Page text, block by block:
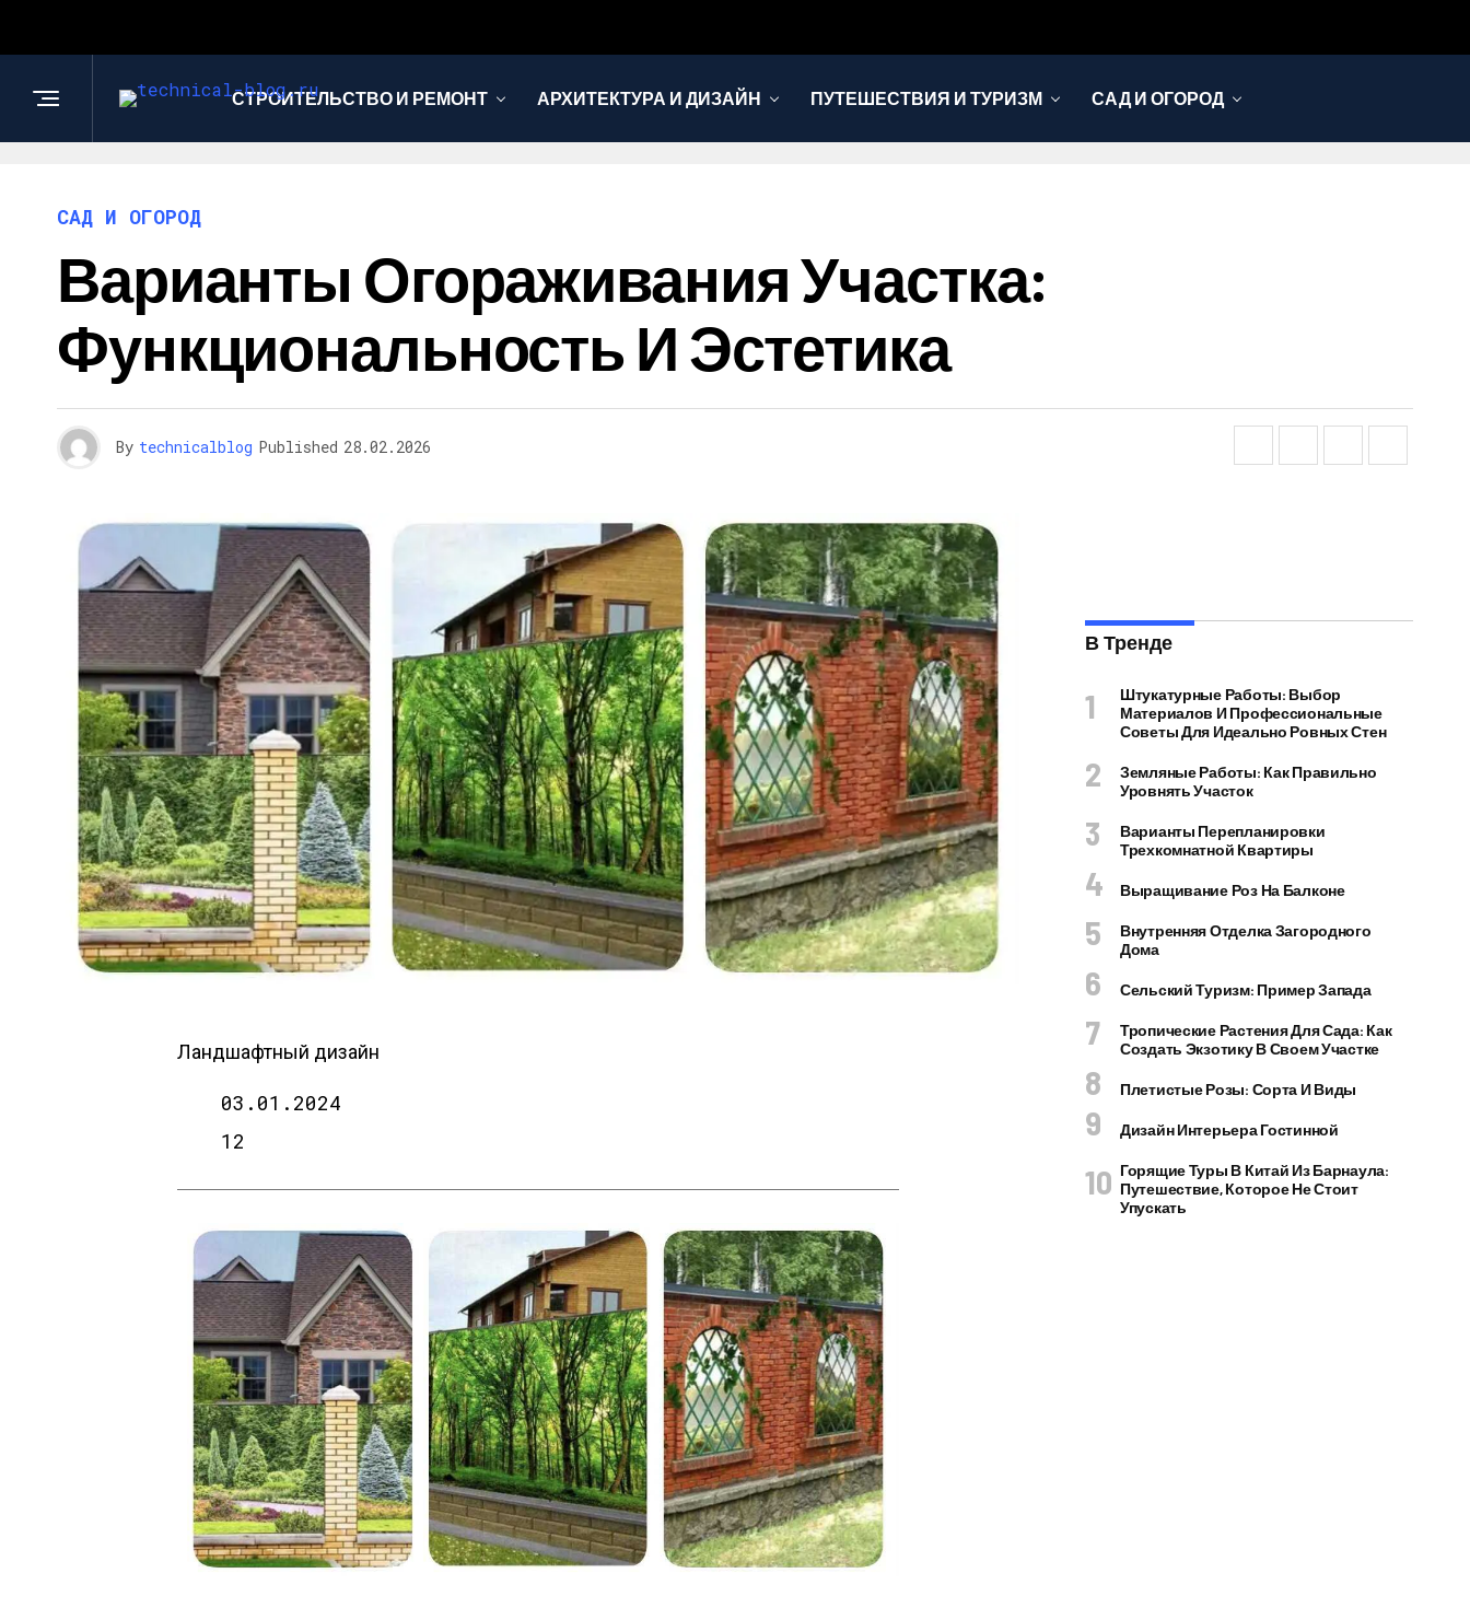
СТРОИТЕЛЬСТВО И РЕМОНТ АРХИТЕКТУРА И ДИЗАЙН ПУТЕШЕСТВИЯ И ТУРИЗМ САД И ОГОРОД
САД И ОГОРОД
Варианты Огораживания Участка:
Функциональность И Эстетика
By technicalblog Published 28.02.2026
Ландшафтный дизайн
03.01.2024
12
В Тренде
Штукатурные Работы: Выбор
Материалов И Профессиональные
Советы Для Идеально Ровных Стен
Земляные Работы: Как Правильно
Уровнять Участок
Варианты Перепланировки
Трехкомнатной Квартиры
Выращивание Роз На Балконе
Внутренняя Отделка Загородного
Дома
Сельский Туризм: Пример Запада
Тропические Растения Для Сада: Как
Создать Экзотику В Своем Участке
Плетистые Розы: Сорта И Виды
Дизайн Интерьера Гостинной
Горящие Туры В Китай Из Барнаула:
Путешествие, Которое Не Стоит
Упускать